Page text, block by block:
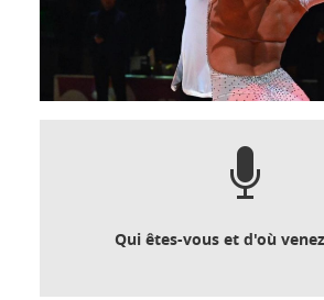
Qui êtes-vous et d'où